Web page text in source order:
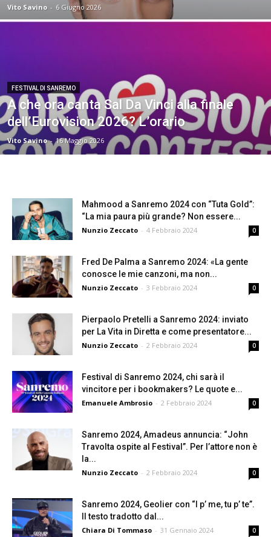
Vito Savino - 6 Giugno 2026
FESTIVAL DI SANREMO
A che ora canta Sal Da Vinci alla finale
dell’Eurovision 2026? L’orario
Vito Savino - 16 Maggio 2026
Mahmood a Sanremo 2024 con “Tuta Gold”:
“La mia paura più grande? Non essere...
Nunzio Zeccato - 4 Febbraio 2024 0
Fred De Palma a Sanremo 2024: «La gente
conosce le mie canzoni, ma non...
Nunzio Zeccato - 3 Febbraio 2024 0
Pierpaolo Pretelli a Sanremo 2024: inviato
per La Vita in Diretta e come presentatore...
Nunzio Zeccato - 2 Febbraio 2024 0
Festival di Sanremo 2024, chi sarà il
vincitore per i bookmakers? Le quote e...
Emanuele Ambrosio - 2 Febbraio 2024 0
Sanremo 2024, Amadeus annuncia: “John
Travolta ospite al Festival”. Per l’attore non è
la...
Nunzio Zeccato - 2 Febbraio 2024 0
Sanremo 2024, Geolier con “I p’ me, tu p’ te”.
Il testo tradotto dal...
Chiara Di Tommaso - 31 Gennaio 2024 0